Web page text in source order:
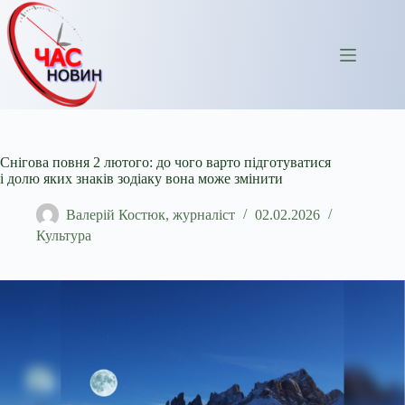
Перейти
до
вмісту
Снігова повня 2 лютого: до чого варто підготуватися
і долю яких знаків зодіаку вона може змінити
Валерій Костюк, журналіст
02.02.2026
Культура